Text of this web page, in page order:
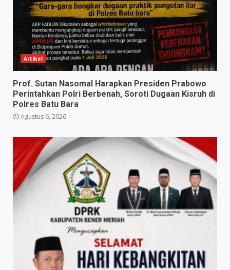
Artikel
Prof. Sutan Nasomal Harapkan Presiden Prabowo
Perintahkan Polri Berbenah, Soroti Dugaan Kisruh di
Polres Batu Bara
Agustus 6, 2026